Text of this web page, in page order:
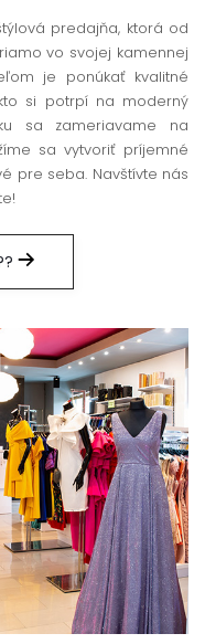
predajňa, ktorá od
vo svojej kamennej
je ponúkať kvalitné
si potrpí na moderný
sa zameriavame na
sa vytvoriť príjemné
pre seba. Navštívte nás